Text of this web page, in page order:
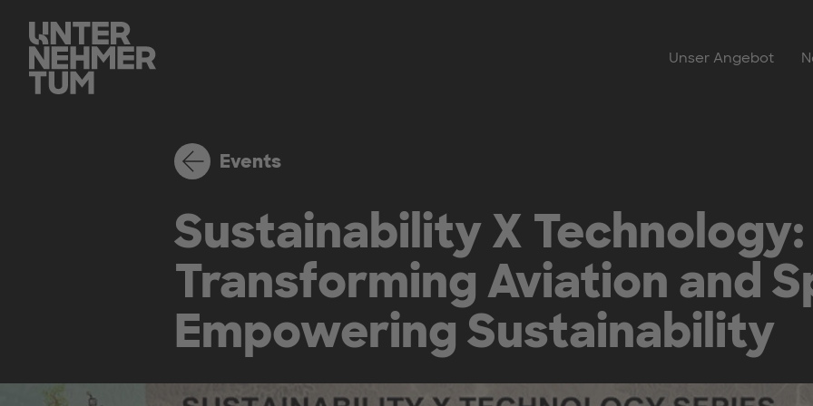
Unser Angebot
Events
Sustainability X Technology:
Transforming Aviation and
Empowering Sustainability